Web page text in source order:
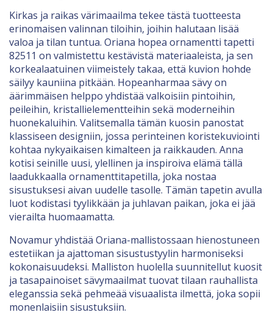
Kirkas ja raikas värimaailma tekee tästä tuotteesta
erinomaisen valinnan tiloihin, joihin halutaan lisää
valoa ja tilan tuntua. Oriana hopea ornamentti tapetti
82511 on valmistettu kestävistä materiaaleista, ja sen
korkealaatuinen viimeistely takaa, että kuvion hohde
säilyy kauniina pitkään. Hopeanharmaa sävy on
äärimmäisen helppo yhdistää valkoisiin pintoihin,
peileihin, kristallielementteihin sekä moderneihin
huonekaluihin. Valitsemalla tämän kuosin panostat
klassiseen designiin, jossa perinteinen koristekuviointi
kohtaa nykyaikaisen kimalteen ja raikkauden. Anna
kotisi seinille uusi, ylellinen ja inspiroiva elämä tällä
laadukkaalla ornamenttitapetilla, joka nostaa
sisustuksesi aivan uudelle tasolle. Tämän tapetin avulla
luot kodistasi tyylikkään ja juhlavan paikan, joka ei jää
vierailta huomaamatta.
Novamur yhdistää Oriana-mallistossaan hienostuneen
estetiikan ja ajattoman sisustustyylin harmoniseksi
kokonaisuudeksi. Malliston huolella suunnitellut kuosit
ja tasapainoiset sävymaailmat tuovat tilaan rauhallista
eleganssia sekä pehmeää visuaalista ilmettä, joka sopii
monenlaisiin sisustuksiin.